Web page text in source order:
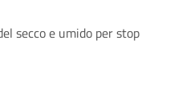
secco e umido per stop